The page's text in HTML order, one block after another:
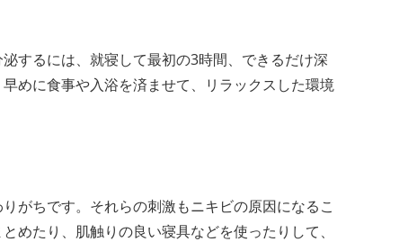
するには、就寝して最初の3時間、できるだけ深
めに食事や入浴を済ませて、リラックスした環境
がちです。それらの刺激もニキビの原因になるこ
めたり、肌触りの良い寝具などを使ったりして、